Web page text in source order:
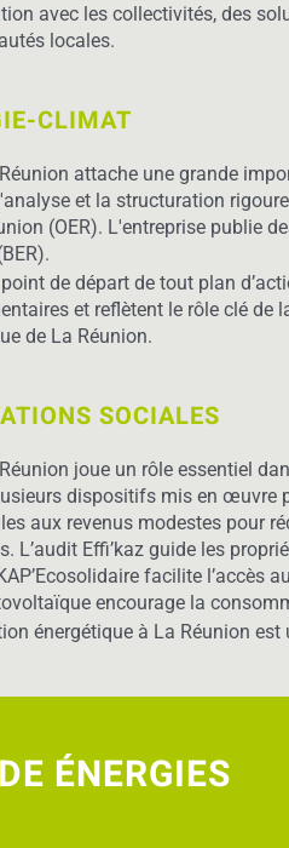
avec les collectivités, des
locales.
CLIMAT
attache une grande
et la structuration
(OER). L'entreprise publie
de départ de tout plan
et reflètent le rôle clé de
de La Réunion.
SOCIALES
joue un rôle essentiel
dispositifs mis en œuvre
aux revenus modestes pour
L’audit Effi’kaz guide les
facilite l’accès
encourage la
énergétique à La Réunion
ÉNERGIES